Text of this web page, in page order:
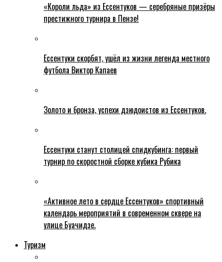
«Короли льда» из Ессентуков — серебряные призёры
престижного турнира в Пензе!
Ессентуки скорбят, ушёл из жизни легенда местного
футбола Виктор Капаев
Золото и бронза, успехи дзюдоистов из Ессентуков.
Ессентуки станут столицей спидкубинга: первый
турнир по скоростной сборке кубика Рубика
«Активное лето в сердце Ессентуков» спортивный
календарь мероприятий в современном сквере на
улице Буачидзе.
Туризм